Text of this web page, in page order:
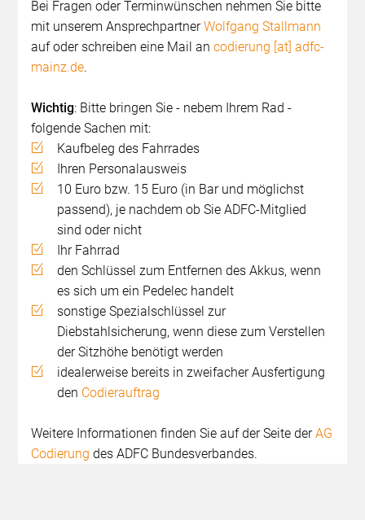
Bei Fragen oder Terminwünschen nehmen Sie bitte
mit unserem AnsprechpartnerWolfgang Stallmann
auf oder schreiben eine Mail ancodierung [at] adfc-
mainz.de.
Wichtig: Bitte bringen Sie - nebem Ihrem Rad -
folgende Sachen mit:
Kaufbeleg des Fahrrades
Ihren Personalausweis
10 Euro bzw. 15 Euro (in Bar und möglichst
passend), je nachdem ob Sie ADFC-Mitglied
sind oder nicht
Ihr Fahrrad
den Schlüssel zum Entfernen des Akkus, wenn
es sich um ein Pedelec handelt
sonstige Spezialschlüssel zur
Diebstahlsicherung, wenn diese zum Verstellen
der Sitzhöhe benötigt werden
idealerweise bereits in zweifacher Ausfertigung
den Codierauftrag
Weitere Informationen finden Sie auf der Seite derAG
Codierung des ADFC Bundesverbandes.